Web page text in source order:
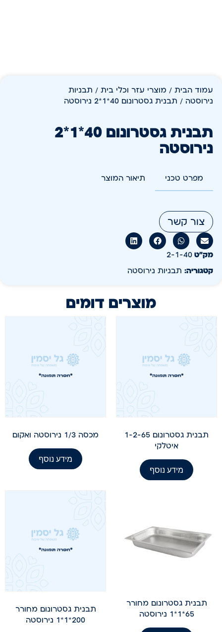
עמוד הבית / מוצרי עזר וכלי בית / תבניות
נירוסטה / תבנית גסטרונום 40*1*2 נירוסטה
תבנית גסטרונום 40*1*2
נירוסטה
מפרט טכני תיאור המוצר
צור קשר
מק״ט 2-1-40
קטגוריה: תבניות נירוסטה
מוצרים דומים
תבנית גסטרונום 1-2-65
איטלקי
מידע נוסף
מכסה 1/3 נירוסטה ואקום
מידע נוסף
תבנית גסטרונום מחורר
65*1*1 נירוסטה
תבנית גסטרונום מחורר
200*1*1 נירוסטה